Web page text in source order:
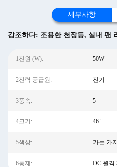
세부사항
강조하다: 조용한 천장등, 실내 팬
1전원 (W): 50W
2전력 공급원: 전기
3풍속: 5
4크기: 46 "
5색상: 가는 가지
6통제: DC 원격